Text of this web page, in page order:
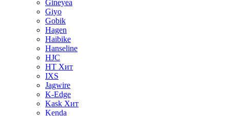
Gineyea
Giyo
Gobik
Hagen
Haibike
Hanseline
HJC
HT Хит
IXS
Jagwire
K-Edge
Kask Хит
Kenda